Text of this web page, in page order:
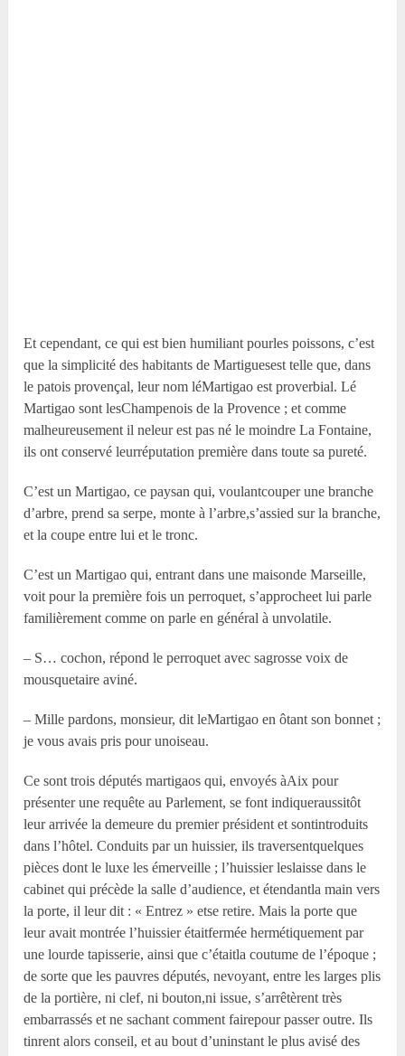
Et cependant, ce qui est bien humiliant pourles poissons, c’est
que la simplicité des habitants de Martiguesest telle que, dans
le patois provençal, leur nom léMartigao est proverbial. Lé
Martigao sont lesChampenois de la Provence ; et comme
malheureusement il neleur est pas né le moindre La Fontaine,
ils ont conservé leurréputation première dans toute sa pureté.
C’est un Martigao, ce paysan qui, voulantcouper une branche
d’arbre, prend sa serpe, monte à l’arbre,s’assied sur la branche,
et la coupe entre lui et le tronc.
C’est un Martigao qui, entrant dans une maisonde Marseille,
voit pour la première fois un perroquet, s’approcheet lui parle
familièrement comme on parle en général à unvolatile.
– S… cochon, répond le perroquet avec sagrosse voix de
mousquetaire aviné.
– Mille pardons, monsieur, dit leMartigao en ôtant son bonnet ;
je vous avais pris pour unoiseau.
Ce sont trois députés martigaos qui, envoyés àAix pour
présenter une requête au Parlement, se font indiqueraussitôt
leur arrivée la demeure du premier président et sontintroduits
dans l’hôtel. Conduits par un huissier, ils traversentquelques
pièces dont le luxe les émerveille ; l’huissier leslaisse dans le
cabinet qui précède la salle d’audience, et étendantla main vers
la porte, il leur dit : « Entrez » etse retire. Mais la porte que
leur avait montrée l’huissier étaitfermée hermétiquement par
une lourde tapisserie, ainsi que c’étaitla coutume de l’époque ;
de sorte que les pauvres députés, nevoyant, entre les larges plis
de la portière, ni clef, ni bouton,ni issue, s’arrêtèrent très
embarrassés et ne sachant comment fairepour passer outre. Ils
tinrent alors conseil, et au bout d’uninstant le plus avisé des